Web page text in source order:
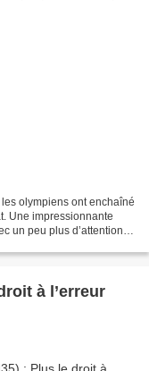
olympiens ont enchaîné
Une impressionnante
un peu plus d’attention
à l’erreur